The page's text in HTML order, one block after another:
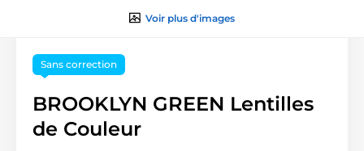
Voir plus d'images
Sans correction
BROOKLYN GREEN Lentilles
de Couleur